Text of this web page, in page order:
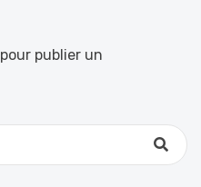
pour publier un